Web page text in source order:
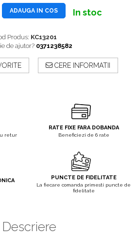
ADAUGA IN COS In stoc
Produs: KC13201
de ajutor? 0371238582
CERE INFORMATII
retur
RATE FIXE FARA DOBANDA
Beneficiezi de 6 rate
PUNCTE DE FIDELITATE
La fiecare comanda primesti puncte de
fidelitate
Descriere